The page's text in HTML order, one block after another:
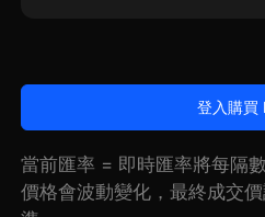
登入購買
當前匯率 = 即時匯率將每隔
價格會波動變化，最終成交